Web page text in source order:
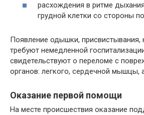
расхождения в ритме
грудной клетки со стороны
Появление одышки, присвистывания,
требуют немедленной
свидетельствуют о переломе с
органов: легкого, сердечной мышцы,
Оказание первой помощи
На месте происшествия оказание